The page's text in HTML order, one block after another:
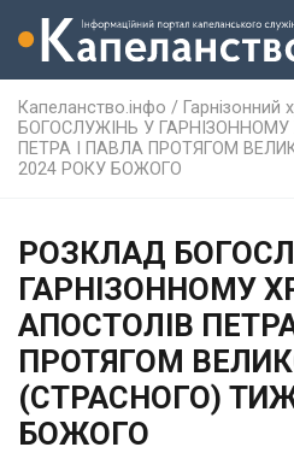
Капеланство.інфо / Гарнізонний
БОГОСЛУЖІНЬ У
ПЕТРА І ПАВЛА ПРОТЯГОМ
2024 РОКУ БОЖОГО
РОЗКЛАД
ГАРНІЗОННОМУ
АПОСТОЛІВ
ПРОТЯГОМ
(СТРАСНОГО)
БОЖОГО